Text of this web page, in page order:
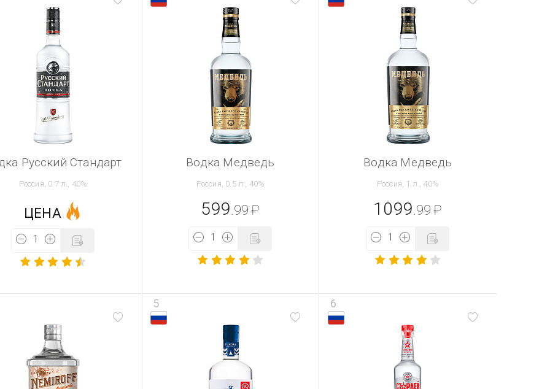
Русский Стандарт
Россия, 0.7 л., 40%
ЦЕНА
Водка Медведь
Россия, 0.5 л., 40%
599 .99 ₽
Водка Медведь
Россия, 1 л., 40%
1099 .99 ₽
5 6